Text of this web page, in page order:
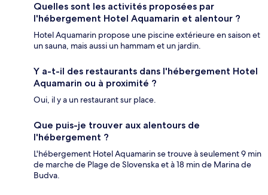
Quelles sont les activités proposées par
l'hébergement Hotel Aquamarin et alentour ?
Hotel Aquamarin propose une piscine extérieure en saison et
un sauna, mais aussi un hammam et un jardin.
Y a-t-il des restaurants dans l'hébergement Hotel
Aquamarin ou à proximité ?
Oui, il y a un restaurant sur place.
Que puis-je trouver aux alentours de
l'hébergement ?
L'hébergement Hotel Aquamarin se trouve à seulement 9 min
de marche de Plage de Slovenska et à 18 min de Marina de
Budva.